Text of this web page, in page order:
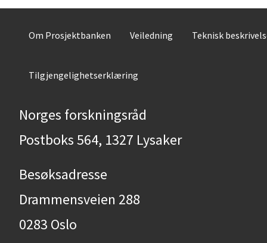
Om Prosjektbanken Veiledning Teknisk
Tilgjengelighetserklæring
Norges forskningsråd
Postboks 564, 1327 Lysaker
Besøksadresse
Drammensveien 288
0283 Oslo